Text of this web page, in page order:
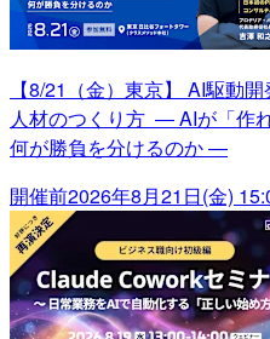
【8/21（金）東京】 AI駆動
人材のつくり方 ― AIが「作
何が勝負を分けるのか ―
開催前2026年8月21日(金)